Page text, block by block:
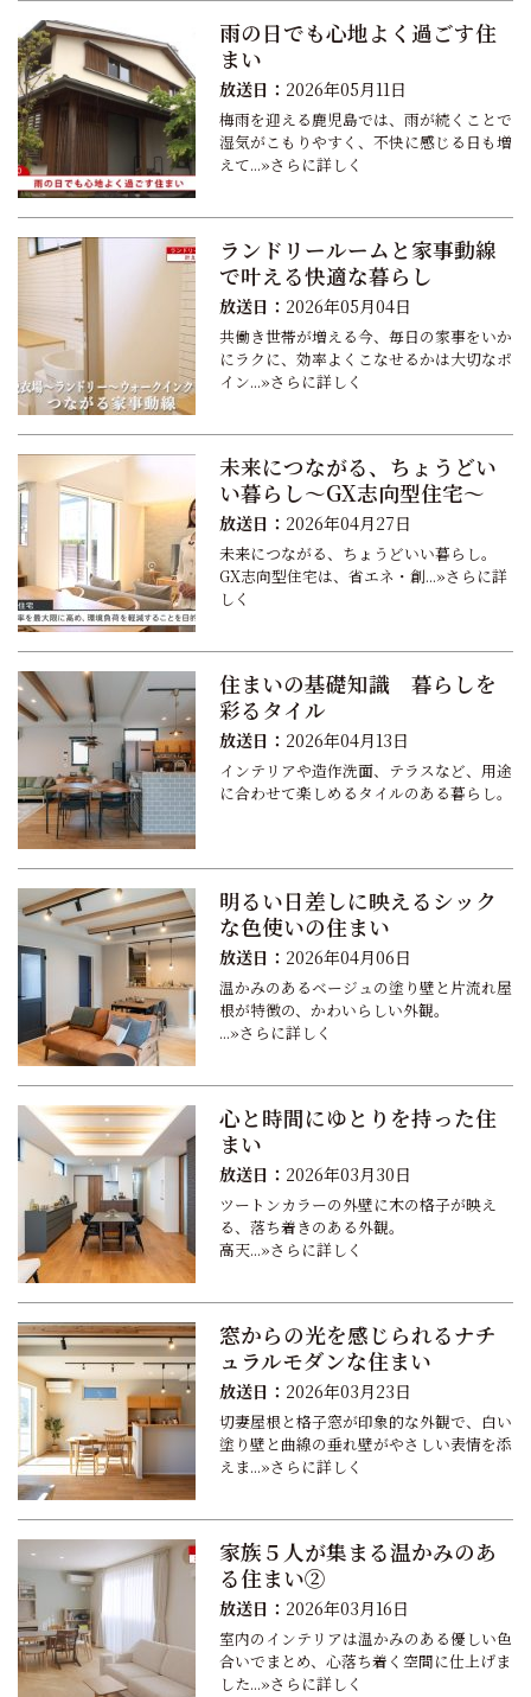
雨の日でも心地よく過ごす住
まい
放送日： 2026年05月11日
梅雨を迎える鹿児島では、雨が続くことで
湿気がこもりやすく、不快に感じる日も増
えて...»さらに詳しく
ランドリールームと家事動線
で叶える快適な暮らし
放送日： 2026年05月04日
共働き世帯が増える今、毎日の家事をいか
にラクに、効率よくこなせるかは大切なポ
イン...»さらに詳しく
未来につながる、ちょうどい
い暮らし～GX志向型住宅～
放送日： 2026年04月27日
未来につながる、ちょうどいい暮らし。
GX志向型住宅は、省エネ・創...»さらに詳
しく
住まいの基礎知識 暮らしを
彩るタイル
放送日： 2026年04月13日
インテリアや造作洗面、テラスなど、用途
に合わせて楽しめるタイルのある暮らし。
明るい日差しに映えるシック
な色使いの住まい
放送日： 2026年04月06日
温かみのあるベージュの塗り壁と片流れ屋
根が特徴の、かわいらしい外観。
...»さらに詳しく
心と時間にゆとりを持った住
まい
放送日： 2026年03月30日
ツートンカラーの外壁に木の格子が映え
る、落ち着きのある外観。
高天...»さらに詳しく
窓からの光を感じられるナチ
ュラルモダンな住まい
放送日： 2026年03月23日
切妻屋根と格子窓が印象的な外観で、白い
塗り壁と曲線の垂れ壁がやさしい表情を添
えま...»さらに詳しく
家族５人が集まる温かみのあ
る住まい②
放送日： 2026年03月16日
室内のインテリアは温かみのある優しい色
合いでまとめ、心落ち着く空間に仕上げま
した...»さらに詳しく